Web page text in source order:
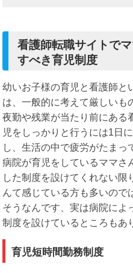
看護師転職サイトで
すべき育児制度
幼いお子様の育児と看護師と
は、一般的に考えて厳しいも
夜勤や残業が当たり前にある
児をしっかりと行うには1日
し、生活の中で疲労がたまっ
病院が育児をしているママさ
した制度を設けてくれない
んて感じている方も多いので
そうなんです、実は病院によ
制度を設けているところもあ
育児短時間勤務制度